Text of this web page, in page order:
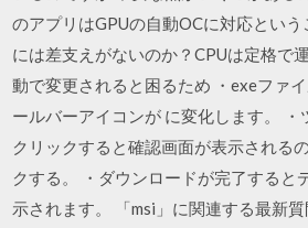
のアプリはGPUの自動OCに対応とい
には差支えがないのか？CPUは定格で
動で変更されると困るため ・exeファ
ールバーアイコンが に変化します。 ・
クリックすると確認画面が表示される
クする。 ・ダウンロードが完了すると
示されます。 「msi」に関連する最新質